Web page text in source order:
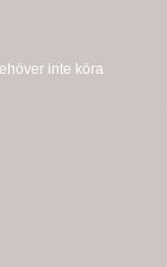
inte köra